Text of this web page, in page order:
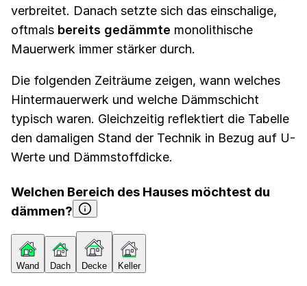
verbreitet. Danach setzte sich das einschalige,
oftmals bereits gedämmte monolithische
Mauerwerk immer stärker durch.
Die folgenden Zeiträume zeigen, wann welches
Hintermauerwerk und welche Dämmschicht
typisch waren. Gleichzeitig reflektiert die Tabelle
den damaligen Stand der Technik in Bezug auf U-
Werte und Dämmstoffdicke.
Welchen Bereich des Hauses möchtest du
dämmen?
Wand Dach Decke Keller